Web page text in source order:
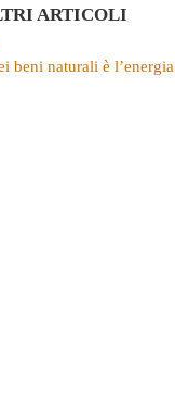
ARTICOLI
beni naturali è